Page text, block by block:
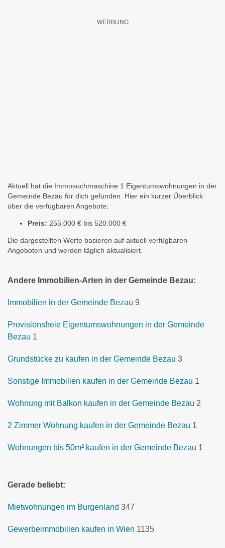
Aktuell hat die Immosuchmaschine 1 Eigentumswohnungen in der
Gemeinde Bezau für dich gefunden. Hier ein kurzer Überblick
über die verfügbaren Angebote:
Preis: 255.000 € bis 520.000 €
Die dargestellten Werte basieren auf aktuell verfügbaren
Angeboten und werden täglich aktualisiert.
Andere Immobilien-Arten in der Gemeinde Bezau:
Immobilien in der Gemeinde Bezau 9
Provisionsfreie Eigentumswohnungen in der Gemeinde
Bezau 1
Grundstücke zu kaufen in der Gemeinde Bezau 3
Sonstige Immobilien kaufen in der Gemeinde Bezau 1
Wohnung mit Balkon kaufen in der Gemeinde Bezau 2
2 Zimmer Wohnung kaufen in der Gemeinde Bezau 1
Wohnungen bis 50m² kaufen in der Gemeinde Bezau 1
Gerade beliebt:
Mietwohnungen im Burgenland 347
Gewerbeimmobilien kaufen in Wien 1135